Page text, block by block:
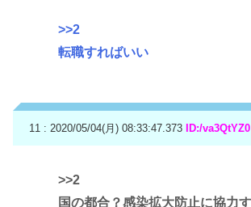
>>2
転職すればいい
11 : 2020/05/04(月) 08:33:47.373 ID:/va3QtYZ0
>>2
国の都合？感染拡大防止に協力